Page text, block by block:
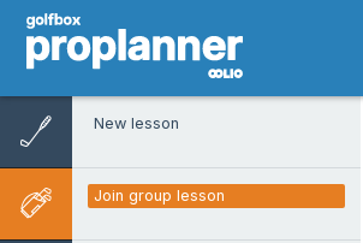
New lesson
Join group lesson